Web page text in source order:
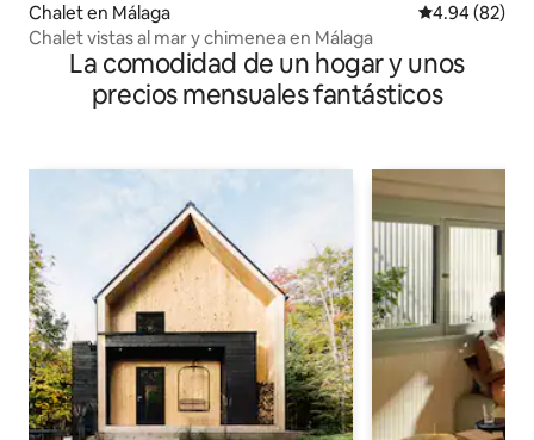
Chalet en Málaga Calificación
4.94 (82)
Chalet vistas al mar y chimenea en Málaga
La comodidad de un hogar y unos
precios mensuales fantásticos